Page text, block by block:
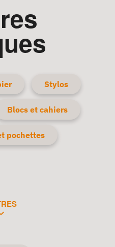
Stylos
Blocs et cahiers
pochettes